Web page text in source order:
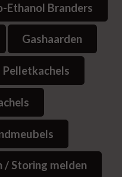
Ethanol Branders
Gashaarden
Pelletkachels
/ Storing melden